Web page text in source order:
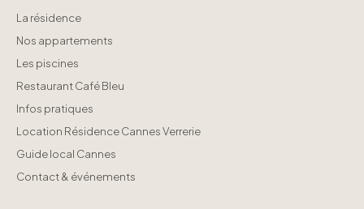
La résidence
Nos appartements
Les piscines
Restaurant Café Bleu
Infos pratiques
Location Résidence Cannes Verrerie
Guide local Cannes
Contact & événements